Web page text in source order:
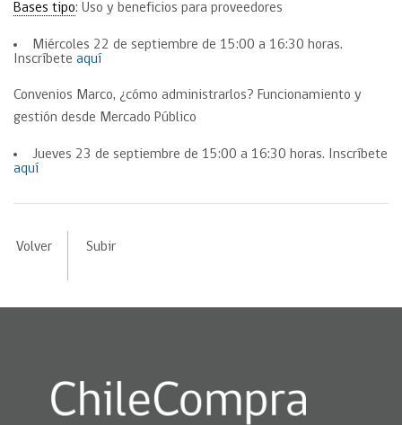
Bases tipo: Uso y beneficios para proveedores
Miércoles 22 de septiembre de 15:00 a 16:30 horas.
Inscríbete aquí
Convenios Marco, ¿cómo administrarlos? Funcionamiento y
gestión desde Mercado Público
Jueves 23 de septiembre de 15:00 a 16:30 horas. Inscríbete
aquí
Volver Subir